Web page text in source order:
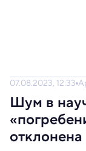
07.08.2023, 12:33
Шум в